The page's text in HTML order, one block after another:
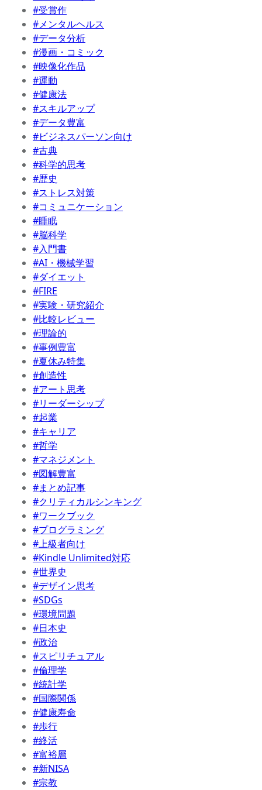
#受賞作
#メンタルヘルス
#データ分析
#漫画・コミック
#映像化作品
#運動
#健康法
#スキルアップ
#データ豊富
#ビジネスパーソン向け
#古典
#科学的思考
#歴史
#ストレス対策
#コミュニケーション
#睡眠
#脳科学
#入門書
#AI・機械学習
#ダイエット
#FIRE
#実験・研究紹介
#比較レビュー
#理論的
#事例豊富
#夏休み特集
#創造性
#アート思考
#リーダーシップ
#起業
#キャリア
#哲学
#マネジメント
#図解豊富
#まとめ記事
#クリティカルシンキング
#ワークブック
#プログラミング
#上級者向け
#Kindle Unlimited対応
#世界史
#デザイン思考
#SDGs
#環境問題
#日本史
#政治
#スピリチュアル
#倫理学
#統計学
#国際関係
#健康寿命
#歩行
#終活
#富裕層
#新NISA
#宗教